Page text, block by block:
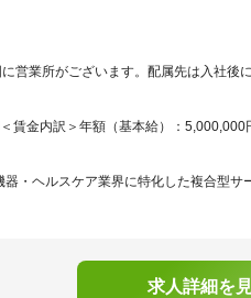
営業所がございます。配属先は入社後
賃金内訳＞年額（基本給）：5,000,000
・ヘルスケア業界に特化した複合型サ
求人詳細を